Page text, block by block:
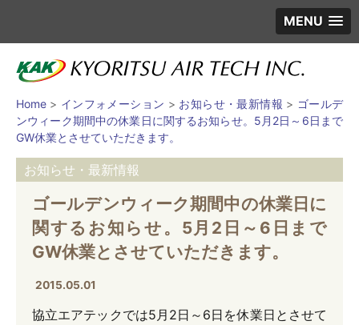
MENU
Home > インフォメーション > お知らせ・最新情報 > ゴールデ
ンウィーク期間中の休業日に関するお知らせ。5月2日～6日まで
GW休業とさせていただきます。
お知らせ・最新情報
ゴールデンウィーク期間中の休業日に
関するお知らせ。5月2日～6日まで
GW休業とさせていただきます。
2015.05.01
協立エアテックでは5月2日～6日を休業日とさせて